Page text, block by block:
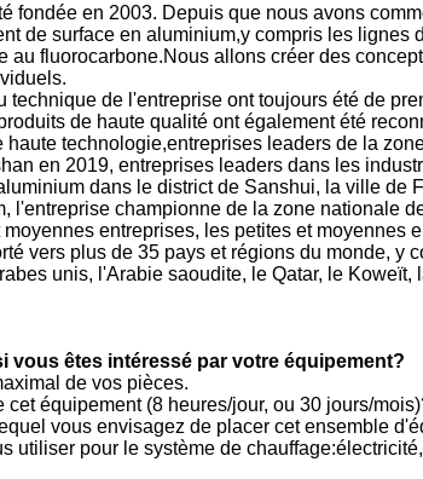
fondée en 2003. Depuis que nous avons
de surface en aluminium,y compris les
fluorocarbone.Nous allons créer des
technique de l'entreprise ont toujours été de
de haute qualité ont également été
haute technologie,entreprises leaders de la
en 2019, entreprises leaders dans les
dans le district de Sanshui, la ville
l'entreprise championne de la zone nationale
entreprises, les petites et
vers plus de 35 pays et régions du monde,
unis, l'Arabie saoudite, le Qatar, le
vous êtes intéressé par votre équipement?
de vos pièces.
équipement (8 heures/jour, ou 30 jours/
vous envisagez de placer cet ensemble
utiliser pour le système de